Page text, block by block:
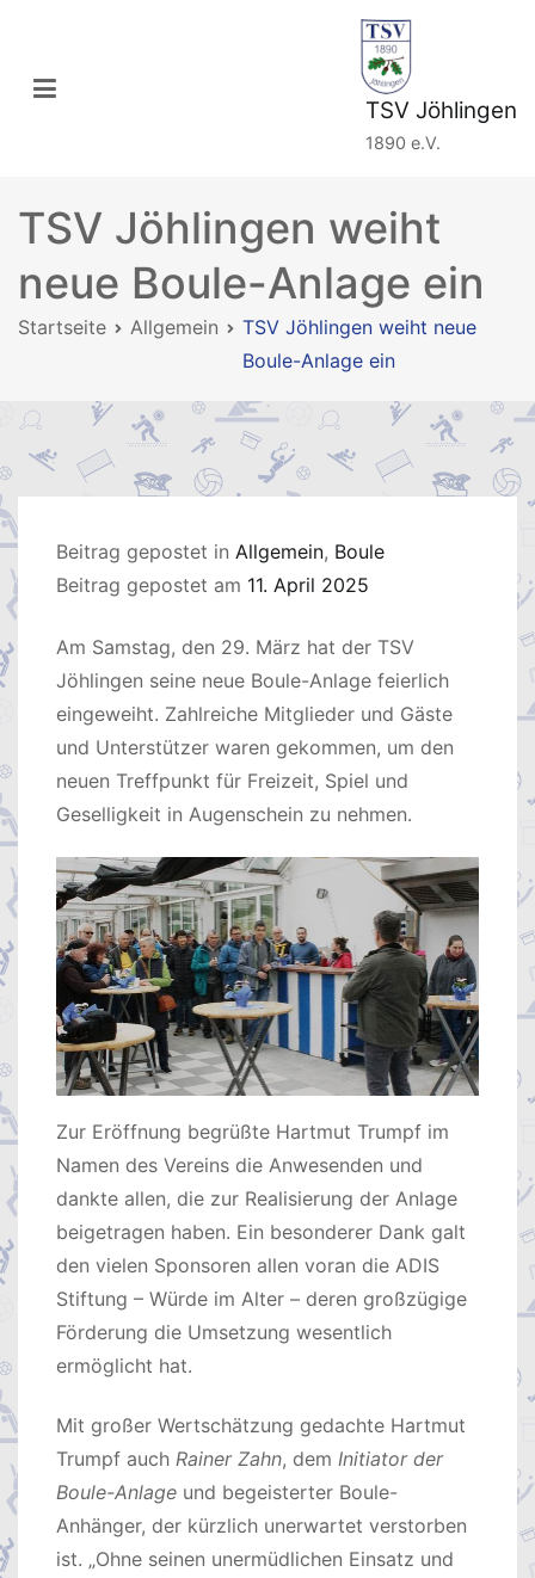
springen
TSV Jöhlingen
1890 e.V.
TSV Jöhlingen weiht
neue Boule-Anlage ein
Startseite Allgemein
TSV Jöhlingen weiht neue
Boule-Anlage ein
Beitrag gepostet in Allgemein, Boule
Beitrag gepostet am 11. April 2025
Am Samstag, den 29. März hat der TSV
Jöhlingen seine neue Boule-Anlage feierlich
eingeweiht. Zahlreiche Mitglieder und Gäste
und Unterstützer waren gekommen, um den
neuen Treffpunkt für Freizeit, Spiel und
Geselligkeit in Augenschein zu nehmen.
Zur Eröffnung begrüßte Hartmut Trumpf im
Namen des Vereins die Anwesenden und
dankte allen, die zur Realisierung der Anlage
beigetragen haben. Ein besonderer Dank galt
den vielen Sponsoren allen voran die ADIS
Stiftung – Würde im Alter – deren großzügige
Förderung die Umsetzung wesentlich
ermöglicht hat.
Mit großer Wertschätzung gedachte Hartmut
Trumpf auch Rainer Zahn, dem Initiator der
Boule-Anlage und begeisterter Boule-
Anhänger, der kürzlich unerwartet verstorben
ist. „Ohne seinen unermüdlichen Einsatz und